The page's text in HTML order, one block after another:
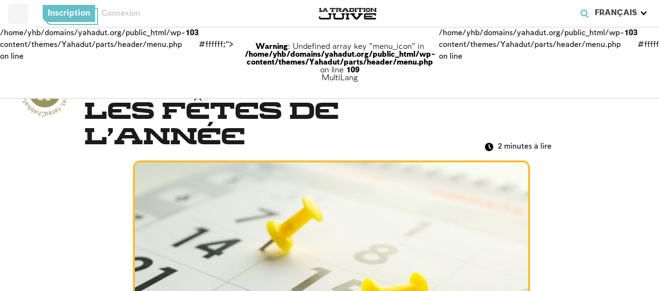
FRANÇAIS
Inscription Connexion
/home/yhb/domains/yahadut.org/public_html/wp-
content/themes/Yahadut/parts/header/menu.php
on line
103
#ffffff;">
Warning: Undefined array key "menu_icon" in
/home/yhb/domains/yahadut.org/public_html/wp-
content/themes/Yahadut/parts/header/menu.php
on line 109
MultiLang
/home/yhb/domains/yahadut.org/public_html/wp-
content/themes/Yahadut/parts/header/menu.php
on line
103
C
h
a
b
b
a
t,
f
ê
t
e
s
e
t
s
olennité
s
-
C
h
a
b
b
a
t
,
fê
tes et solennités --
Les fêtes de
l’année
2 minutes à lire